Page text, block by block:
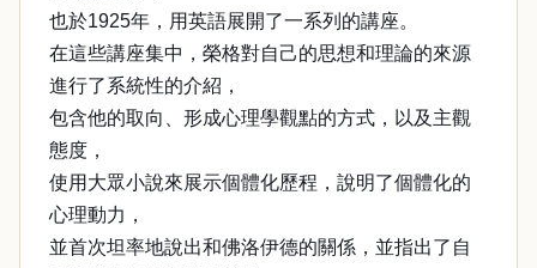
也於1925年，用英語展開了一系列的講座。
在這些講座集中，榮格對自己的思想和理論的來源
進行了系統性的介紹，
包含他的取向、形成心理學觀點的方式，以及主觀
態度，
使用大眾小說來展示個體化歷程，說明了個體化的
心理動力，
並首次坦率地說出和佛洛伊德的關係，並指出了自